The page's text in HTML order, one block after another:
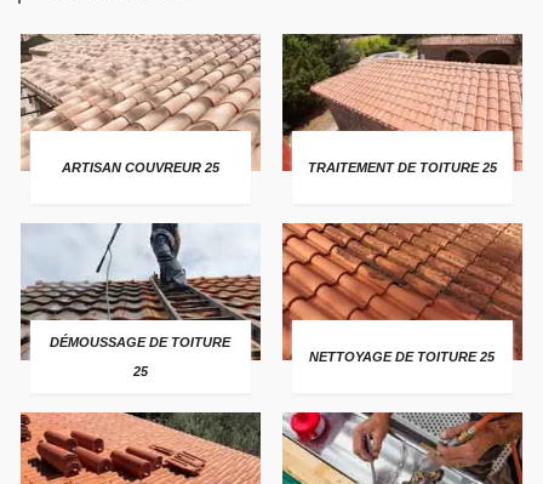
ARTISAN COUVREUR 25 TRAITEMENT DE TOITURE 25
DÉMOUSSAGE DE TOITURE
25
NETTOYAGE DE TOITURE 25